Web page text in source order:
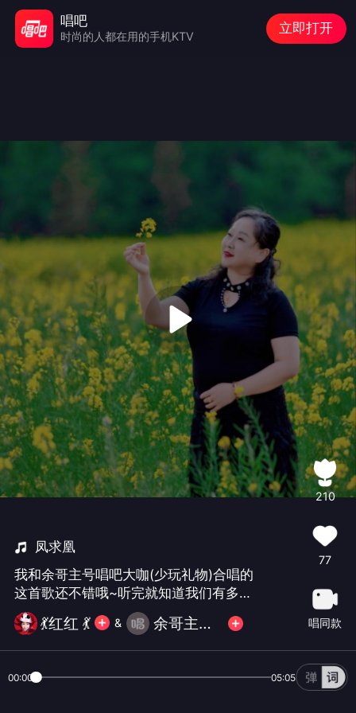
凤求凰
我和余哥主号唱吧大咖(少玩礼物)合唱的
这首歌还不错哦~听完就知道我们有多默
契！
💃红红 💃 & 余哥主号(忙不互动请谅解)
210
77
唱同款
00:00 05:05
唱吧
时尚的人都在用的手机KTV
立即打开